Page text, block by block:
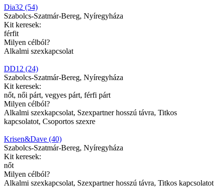
Dia32 (54)
Szabolcs-Szatmár-Bereg, Nyíregyháza
Kit keresek:
férfit
Milyen célból?
Alkalmi szexkapcsolat
DD12 (24)
Szabolcs-Szatmár-Bereg, Nyíregyháza
Kit keresek:
nőt, női párt, vegyes párt, férfi párt
Milyen célból?
Alkalmi szexkapcsolat, Szexpartner hosszú távra, Titkos
kapcsolatot, Csoportos szexre
Krisen&Dave (40)
Szabolcs-Szatmár-Bereg, Nyíregyháza
Kit keresek:
nőt
Milyen célból?
Alkalmi szexkapcsolat, Szexpartner hosszú távra, Titkos kapcsolatot